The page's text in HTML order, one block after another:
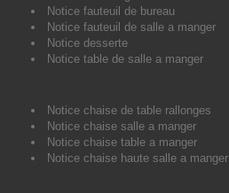
Notice fauteuil de bureau
Notice fauteuil de salle a manger
Notice desserte
Notice table de salle a manger
Notice chaise de table rallonges
Notice chaise salle a manger
Notice chaise table a manger
Notice chaise haute salle a manger